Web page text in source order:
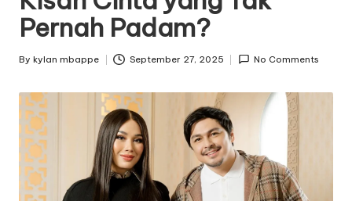
Pernah Padam?
Posted
By kylan mbappe September 27, 2025 No Comments